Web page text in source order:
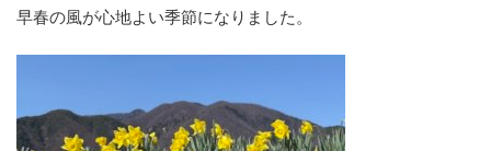
早春の風が心地よい季節になりました。